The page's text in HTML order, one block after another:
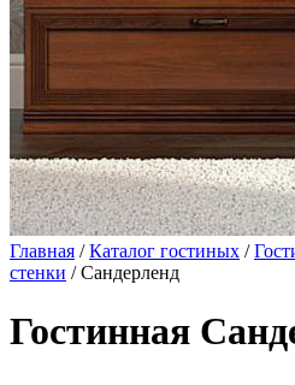
Главная /Каталог гостиных /
стенки / Сандерленд
Гостинная